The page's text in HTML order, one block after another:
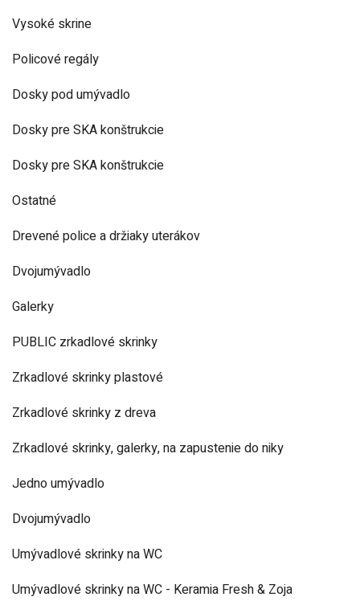
Vysoké skrine
Policové regály
Dosky pod umývadlo
Dosky pre SKA konštrukcie
Dosky pre SKA konštrukcie
Ostatné
Drevené police a držiaky uterákov
Dvojumývadlo
Galerky
PUBLIC zrkadlové skrinky
Zrkadlové skrinky plastové
Zrkadlové skrinky z dreva
Zrkadlové skrinky, galerky, na zapustenie do niky
Jedno umývadlo
Dvojumývadlo
Umývadlové skrinky na WC
Umývadlové skrinky na WC - Keramia Fresh & Zoja